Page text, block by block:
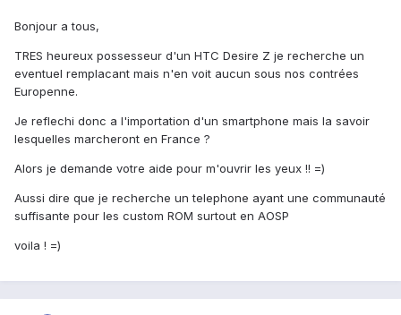
Bonjour a tous,
TRES heureux possesseur d'un HTC Desire Z je recherche un
eventuel remplacant mais n'en voit aucun sous nos contrées
Europenne.
Je reflechi donc a l'importation d'un smartphone mais la savoir
lesquelles marcheront en France ?
Alors je demande votre aide pour m'ouvrir les yeux !! =)
Aussi dire que je recherche un telephone ayant une communauté
suffisante pour les custom ROM surtout en AOSP
voila ! =)